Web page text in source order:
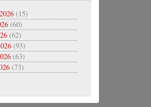
(15)
(60)
(62)
(93)
(63)
(73)